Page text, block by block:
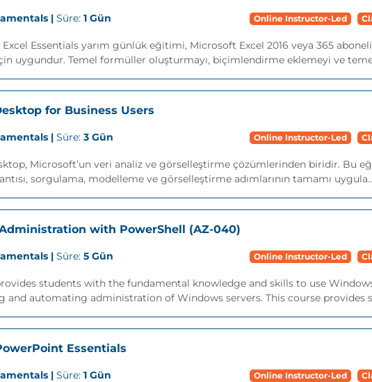
| Süre: 1 Gün Online Instructor-Led
Essentials yarım günlük eğitimi, Microsoft Excel 2016 veya 365
için uygundur. Temel formüller oluşturmayı, biçimlendirme eklemeyi ve
for Business Users
| Süre: 3 Gün Online Instructor-Led
Microsoft’un veri analiz ve görselleştirme çözümlerinden biridir. Bu
sorgulama, modelleme ve görselleştirme adımlarının tamamı
with PowerShell (AZ-040)
| Süre: 5 Gün Online Instructor-Led
students with the fundamental knowledge and skills to use
and automating administration of Windows servers. This course provides
Essentials
| Süre: 1 Gün Online Instructor-Led